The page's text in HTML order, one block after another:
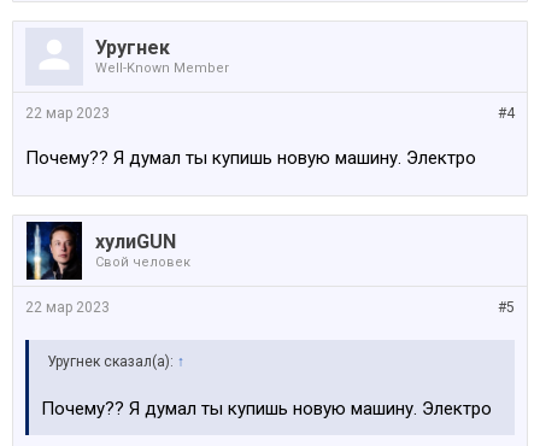
Уругнек
Well-Known Member
#4
22 мар 2023
Почему?? Я думал ты купишь новую машину. Электро
хулиGUN
Свой человек
#5
22 мар 2023
Уругнек сказал(а): ↑
Почему?? Я думал ты купишь новую машину. Электро